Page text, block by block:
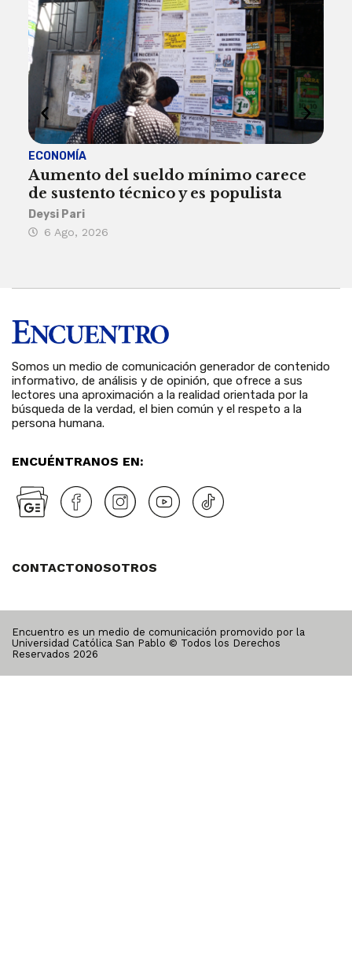
ECONOMÍA
Aumento del sueldo mínimo carece
de sustento técnico y es populista
Deysi Pari
6 Ago, 2026
Somos un medio de comunicación generador de contenido
informativo, de análisis y de opinión, que ofrece a sus
lectores una aproximación a la realidad orientada por la
búsqueda de la verdad, el bien común y el respeto a la
persona humana.
ENCUÉNTRANOS EN:
CONTACTONOSOTROS
Encuentro es un medio de comunicación promovido por la
Universidad Católica San Pablo © Todos los Derechos
Reservados 2026